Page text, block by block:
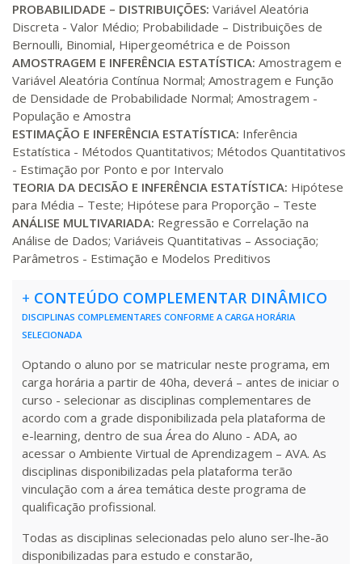
260 H 33dias 90dias
R$ 1.288,78
Matricular
280 H 35dias 120dias
R$ 1.387,93
Matricular
300 H 38dias 120dias
R$ 1.487,06
Matricular
320 H dias 120dias
R$ 1.586,20
Matricular
R$ 1.685,33
360 H 45
380 H 48dias 150dias
R$ 1.883,61
Matricular
400 H 50dias 150 dias
R$ 1.982,74
Matricular
Matricular
PROBABILIDADE – DISTRIBUIÇÕES: Variável Aleatória
Discreta - Valor Médio; Probabilidade – Distribuições de
Bernoulli, Binomial, Hipergeométrica e de Poisson
AMOSTRAGEM E INFERÊNCIA ESTATÍSTICA: Amostragem e
Variável Aleatória Contínua Normal; Amostragem e Função
de Densidade de Probabilidade Normal; Amostragem -
População e Amostra
ESTIMAÇÃO E INFERÊNCIA ESTATÍSTICA: Inferência
Estatística - Métodos Quantitativos; Métodos Quantitativos
- Estimação por Ponto e por Intervalo
TEORIA DA DECISÃO E INFERÊNCIA ESTATÍSTICA: Hipótese
para Média – Teste; Hipótese para Proporção – Teste
ANÁLISE MULTIVARIADA: Regressão e Correlação na
Análise de Dados; Variáveis Quantitativas – Associação;
Parâmetros - Estimação e Modelos Preditivos
+ CONTEÚDO COMPLEMENTAR DINÂMICO
DISCIPLINAS COMPLEMENTARES CONFORME A CARGA HORÁRIA
SELECIONADA
Optando o aluno por se matricular neste programa, em
carga horária a partir de 40ha, deverá – antes de iniciar o
curso - selecionar as disciplinas complementares de
acordo com a grade disponibilizada pela plataforma de
e-learning, dentro de sua Área do Aluno - ADA, ao
acessar o Ambiente Virtual de Aprendizagem – AVA. As
disciplinas disponibilizadas pela plataforma terão
vinculação com a área temática deste programa de
qualificação profissional.
Todas as disciplinas selecionadas pelo aluno ser-lhe-ão
disponibilizadas para estudo e constarão,